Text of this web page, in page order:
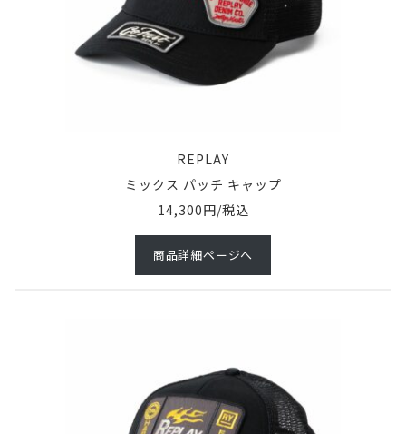
REPLAY
ミックス パッチ キャップ
14,300円/税込
商品詳細ページへ